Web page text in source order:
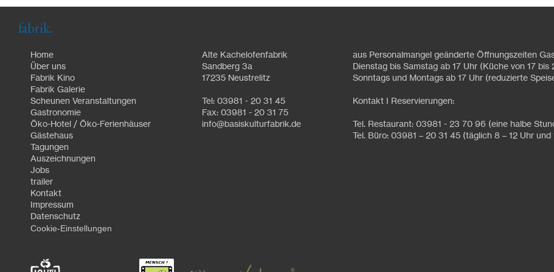
fabrik.
Home
Über uns
Fabrik Kino
Fabrik Galerie
Scheunen Veranstaltungen
Gastronomie
Öko-Hotel / Öko-Ferienhäuser
Gästehaus
Tagungen
Auszeichnungen
Jobs
trailer
Kontakt
Impressum
Datenschutz
Cookie-Einstellungen
Alte Kachelofenfabrik
Sandberg 3a
17235 Neustrelitz
Tel: 03981 - 20 31 45
Fax: 03981 - 20 31 75
info@basiskulturfabrik.de
aus Personalmangel geänderte Öffnungszeiten
Dienstag bis Samstag ab 17 Uhr (Küche von 17 bis
Sonntags und Montags ab 17 Uhr (reduzierte
Kontakt I Reservierungen:
Tel. Restaurant: 03981 - 23 70 96 (eine halbe
Tel. Büro: 03981 – 20 31 45 (täglich 8 – 12 Uhr und